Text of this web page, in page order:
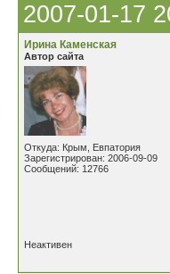
2007-01-17
Ирина Каменская
Автор сайта
Откуда: Крым, Евпатория
Зарегистрирован: 2006-09-09
Сообщений: 12766
Неактивен